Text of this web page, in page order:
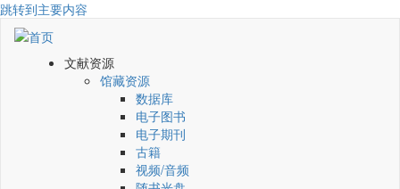
跳转到主要内容
文献资源
馆藏资源
数据库
电子图书
电子期刊
古籍
视频/音频